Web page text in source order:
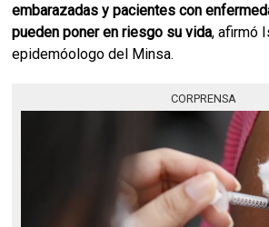
embarazadas y pacientes con
pueden poner en riesgo su vida, afirmó
epidemóologo del Minsa.
CORPRENSA